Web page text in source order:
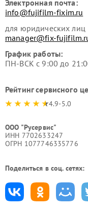
Электронная почта:
info@fujifilm-fixim.ru
для юридических лиц
manager@fix-
График работы:
ПН-ВСК с 9:00 до
Рейтинг сервисного
4.9-5.0
ООО "Русервис"
ИНН 7702633247
ОГРН 1077746335776
Поделиться в соц. сетях: